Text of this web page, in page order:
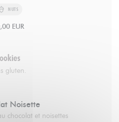
NUTS
EUR
gluten.
Noisette
chocolat et noisettes